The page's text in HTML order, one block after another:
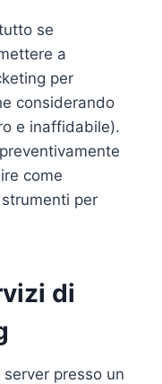
se
a
per
considerando
e inaffidabile).
come
per
di
presso un